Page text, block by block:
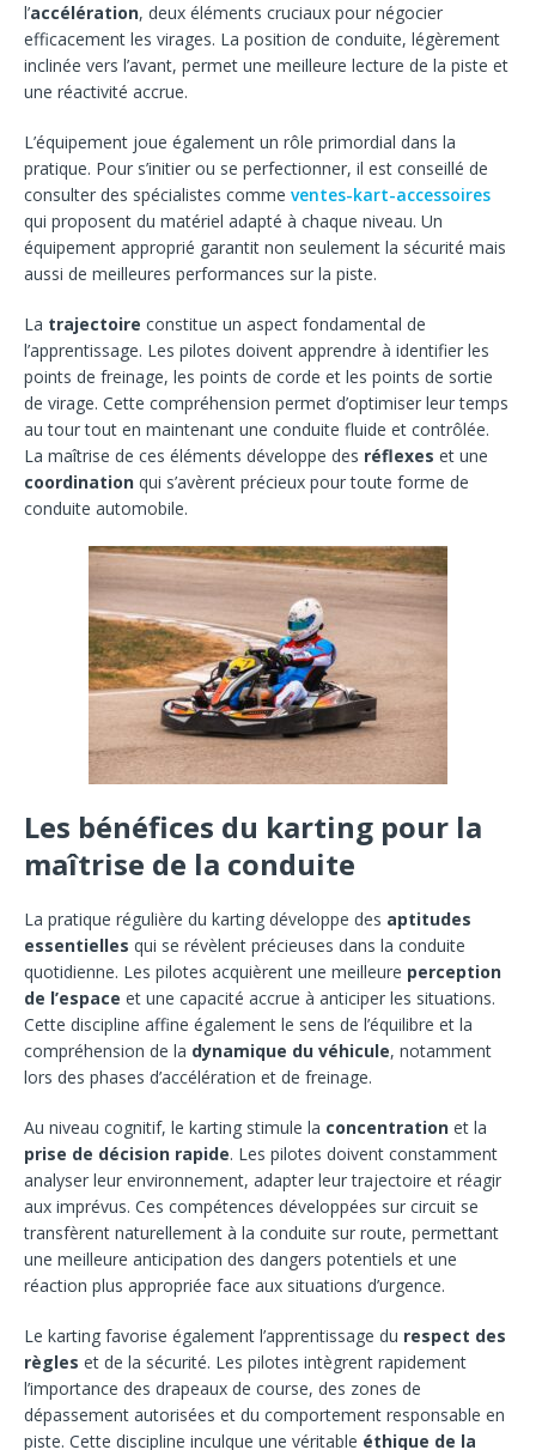
l’accélération, deux éléments cruciaux pour négocier
efficacement les virages. La position de conduite, légèrement
inclinée vers l’avant, permet une meilleure lecture de la piste et
une réactivité accrue.
L’équipement joue également un rôle primordial dans la
pratique. Pour s’initier ou se perfectionner, il est conseillé de
consulter des spécialistes comme ventes-kart-accessoires
qui proposent du matériel adapté à chaque niveau. Un
équipement approprié garantit non seulement la sécurité mais
aussi de meilleures performances sur la piste.
La trajectoire constitue un aspect fondamental de
l’apprentissage. Les pilotes doivent apprendre à identifier les
points de freinage, les points de corde et les points de sortie
de virage. Cette compréhension permet d’optimiser leur temps
au tour tout en maintenant une conduite fluide et contrôlée.
La maîtrise de ces éléments développe des réflexes et une
coordination qui s’avèrent précieux pour toute forme de
conduite automobile.
Les bénéfices du karting pour la
maîtrise de la conduite
La pratique régulière du karting développe des aptitudes
essentielles qui se révèlent précieuses dans la conduite
quotidienne. Les pilotes acquièrent une meilleure perception
de l’espace et une capacité accrue à anticiper les situations.
Cette discipline affine également le sens de l’équilibre et la
compréhension de la dynamique du véhicule, notamment
lors des phases d’accélération et de freinage.
Au niveau cognitif, le karting stimule la concentration et la
prise de décision rapide. Les pilotes doivent constamment
analyser leur environnement, adapter leur trajectoire et réagir
aux imprévus. Ces compétences développées sur circuit se
transfèrent naturellement à la conduite sur route, permettant
une meilleure anticipation des dangers potentiels et une
réaction plus appropriée face aux situations d’urgence.
Le karting favorise également l’apprentissage du respect des
règles et de la sécurité. Les pilotes intègrent rapidement
l’importance des drapeaux de course, des zones de
dépassement autorisées et du comportement responsable en
piste. Cette discipline inculque une véritable éthique de la